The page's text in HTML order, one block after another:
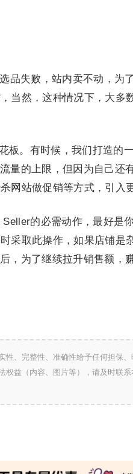
品失败，站内卖不动，为
当然，这种情况下，大多
板。有时候，我们打造的
量的上限，但因为自己还
网站做促销等方式，引入
的必需动作，最好是
采取此操作，如果店铺是
，为了继续拉升销售额，
、完整性、准确性给予任何担保
益（内容、图片等），请及时联系